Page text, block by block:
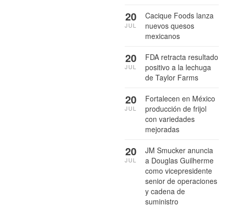
Cacique Foods lanza
nuevos quesos
mexicanos
20
JUL
FDA retracta resultado
positivo a la lechuga
de Taylor Farms
20
JUL
Fortalecen en México
producción de frijol
con variedades
mejoradas
20
JUL
JM Smucker anuncia
a Douglas Guilherme
como vicepresidente
senior de operaciones
y cadena de
suministro
20
JUL